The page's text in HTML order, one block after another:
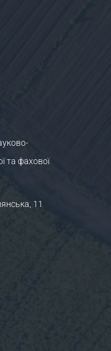
та фахової
11